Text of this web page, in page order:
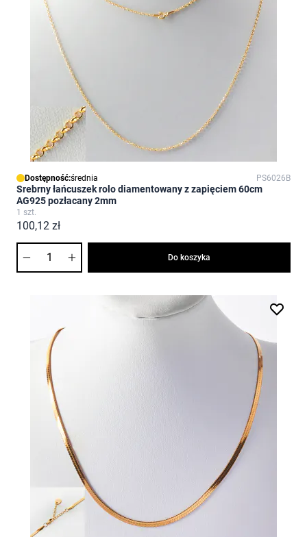
Dostępność:średnia PS6026B
Srebrny łańcuszek rolo diamentowany z zapięciem 60cm
AG925 pozłacany 2mm
1 szt.
100,12 zł
Do koszyka